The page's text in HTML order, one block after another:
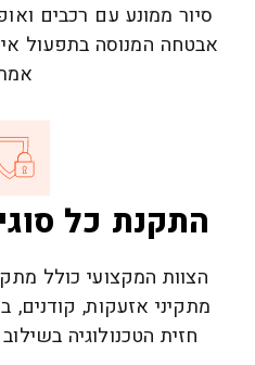
סיור ממונע עם רכבים
אבטחה המנוסה בתפעול
התקנת כל
הצוות המקצועי כולל
מתקיני אזעקות, קודנים,
חזית הטכנולוגיה